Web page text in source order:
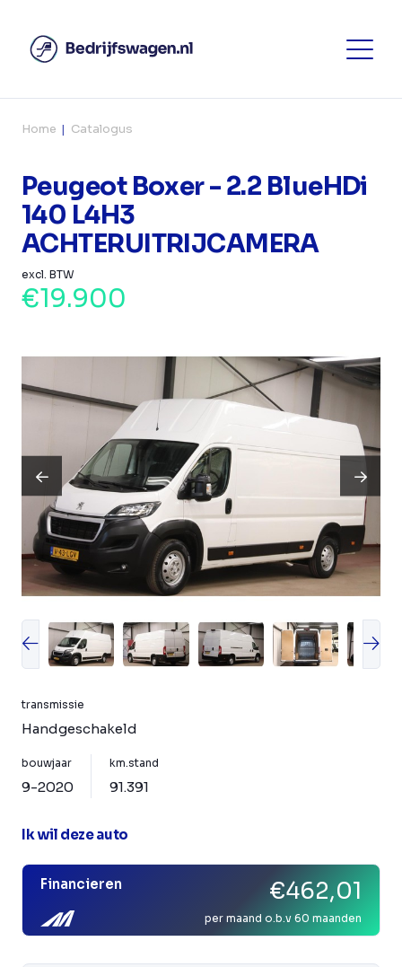
Home Catalogus
Peugeot Boxer - 2.2 BlueHDi
140 L4H3
ACHTERUITRIJCAMERA
excl. BTW
€19.900
transmissie
Handgeschakeld
bouwjaar
9-2020
km.stand
91.391
Ik wil deze auto
Financieren €462,01
per maand o.b.v 60 maanden